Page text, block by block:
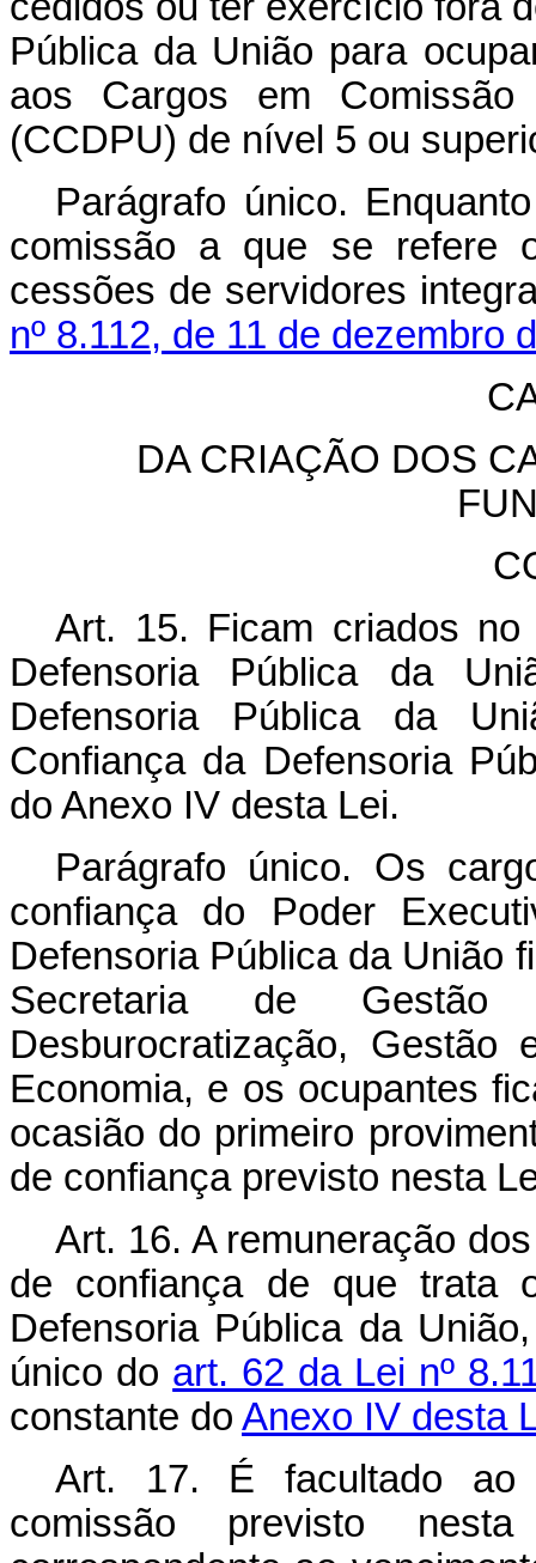
Pública da União para
aos Cargos em
(CCDPU) de nível 5 ou
Parágrafo único.
comissão a que se refere
cessões de servidores
nº 8.112, de 11 de dezembro
DA CRIAÇÃO DOS
Art. 15. Ficam criados
Defensoria Pública da
Defensoria Pública da
Confiança da Defensoria
do Anexo IV desta Lei.
Parágrafo único. Os
confiança do Poder
Defensoria Pública da União
Secretaria de
Desburocratização,
Economia, e os ocupantes
ocasião do primeiro
de confiança previsto nesta
Art. 16. A remuneração
de confiança de que trata
Defensoria Pública da
único do art. 62 da Lei nº
constante do Anexo IV desta
Art. 17. É facultado ao
comissão previsto